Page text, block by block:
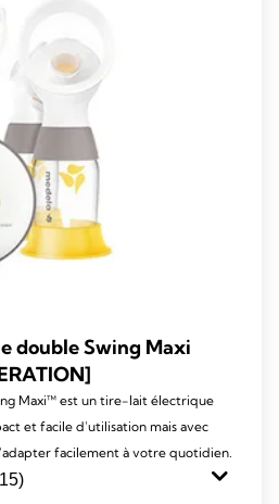
double Swing Maxi
Maxi™ est un tire-lait électrique
et facile d’utilisation mais avec
facilement à votre quotidien.